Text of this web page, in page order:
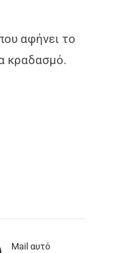
αφήνει το
κραδασμό.
Mail αυτό